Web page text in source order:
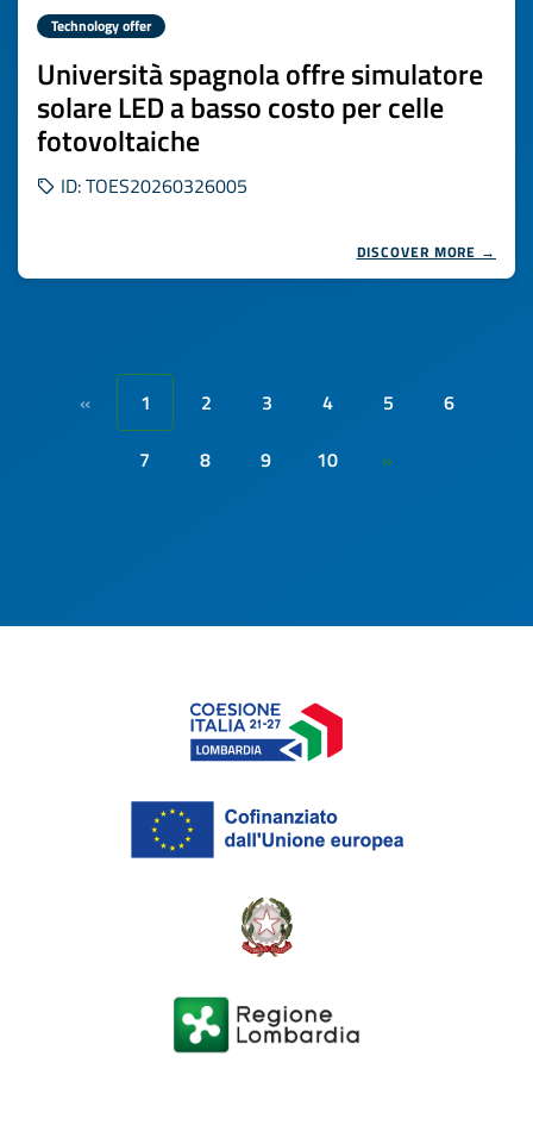
Technology offer
Università spagnola offre simulatore
solare LED a basso costo per celle
fotovoltaiche
ID: TOES20260326005
DISCOVER MORE →
« 1 2 3 4 5
6
7
8 9 10 »